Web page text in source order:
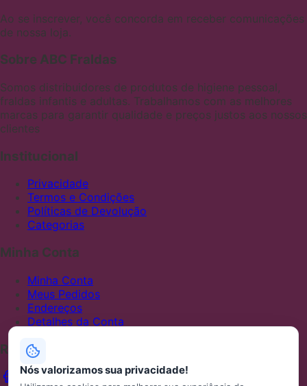
Ao se inscrever, você concorda em receber comunicações
de nossa loja.
Sobre ABC Fraldas
Somos distribuidores de produtos de higiene pessoal,
fraldas infantis e adultas. Trabalhamos com as melhores
marcas para garantir qualidade e preços justos aos nossos
clientes
Institucional
Privacidade
Termos e Condições
Políticas de Devolução
Categorias
Minha Conta
Minha Conta
Meus Pedidos
Endereços
Detalhes da Conta
Redes Sociais
Nós valorizamos sua privacidade!